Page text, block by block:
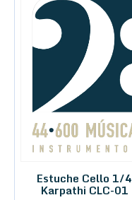
Estuche Cello 1/4
Karpathi CLC-01